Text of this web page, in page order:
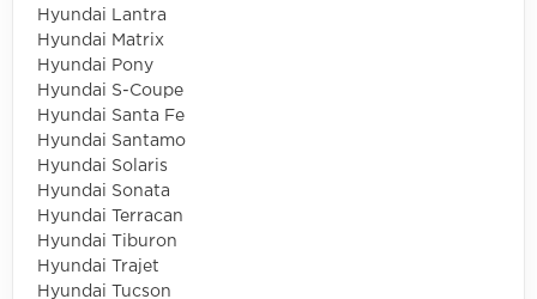
Hyundai Lantra
Hyundai Matrix
Hyundai Pony
Hyundai S-Coupe
Hyundai Santa Fe
Hyundai Santamo
Hyundai Solaris
Hyundai Sonata
Hyundai Terracan
Hyundai Tiburon
Hyundai Trajet
Hyundai Tucson